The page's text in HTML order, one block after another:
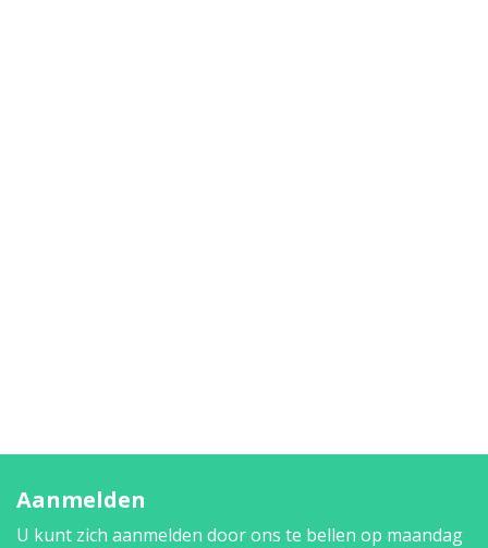
Aanmelden
U kunt zich aanmelden door ons te bellen op maandag